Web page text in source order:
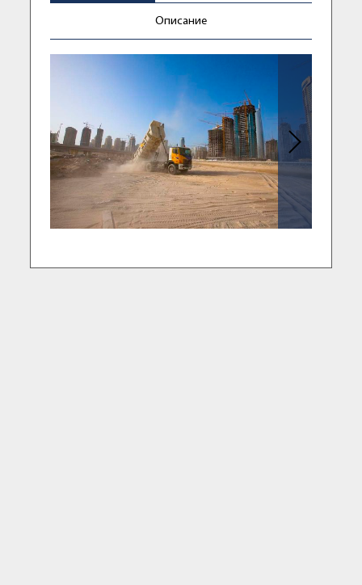
Описание
Следующее